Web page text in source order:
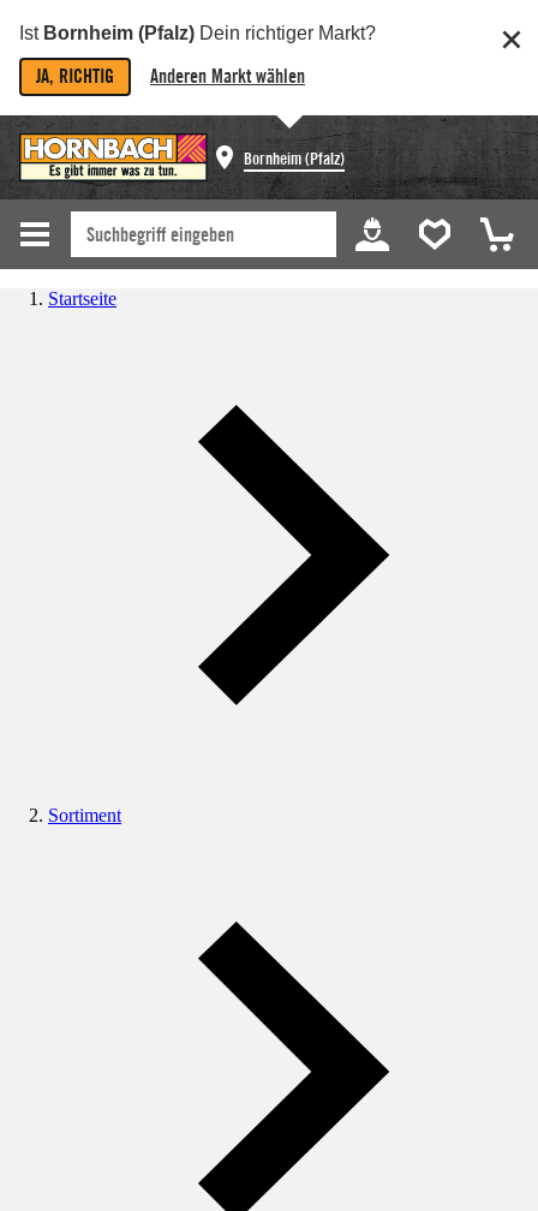
Ist Bornheim (Pfalz) Dein richtiger Markt?
JA, RICHTIG Anderen Markt wählen
Bornheim (Pfalz)
Startseite
Sortiment